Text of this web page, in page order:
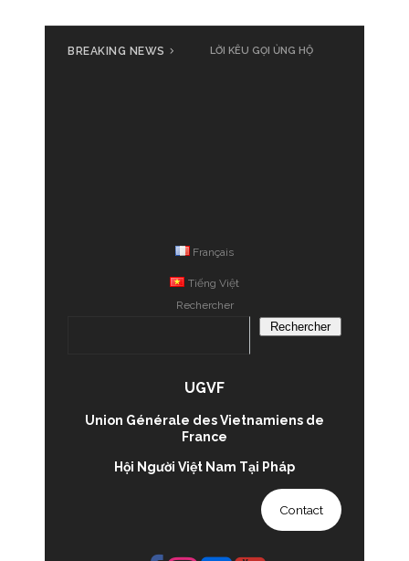
BREAKING NEWS LỜI KÊU GỌI ỦNG HỘ
Français
Tiếng Việt
Rechercher
Rechercher
UGVF
Union Générale des Vietnamiens de
France
Hội Người Việt Nam Tại Pháp
Contact